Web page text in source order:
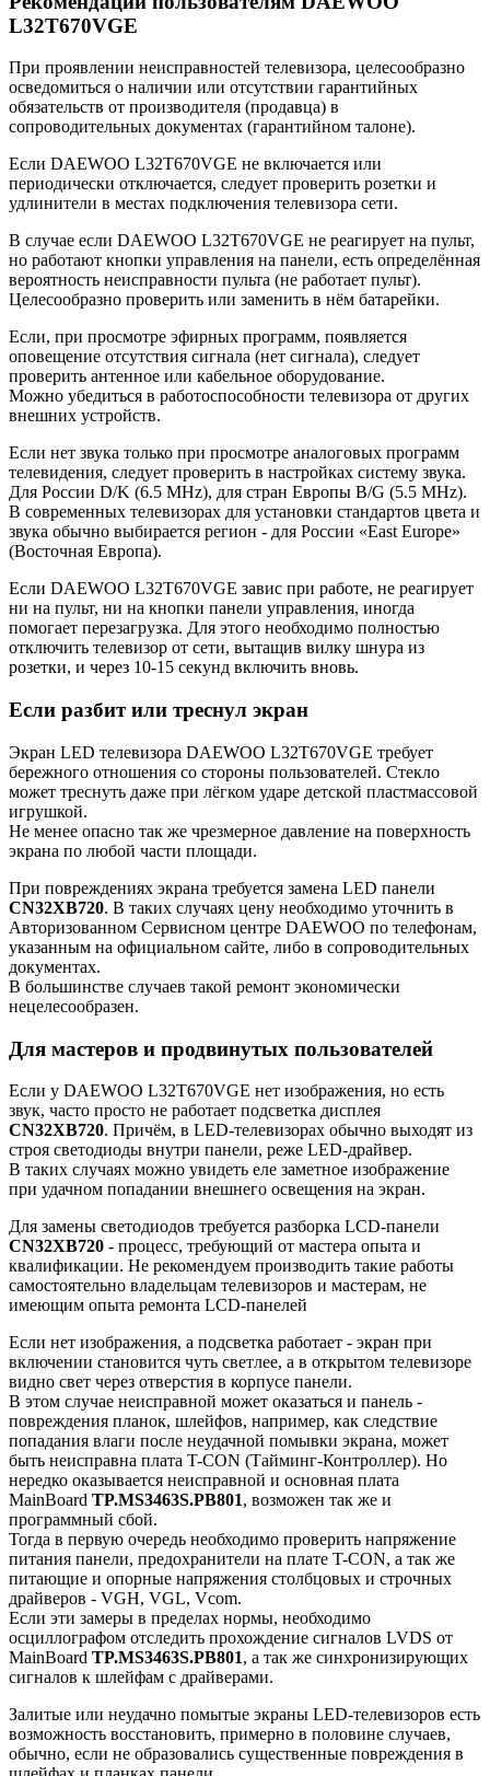
L32T670VGE
При проявлении неисправностей телевизора, целесообразно
осведомиться о наличии или отсутствии гарантийных
обязательств от производителя (продавца) в
сопроводительных документах (гарантийном талоне).
Если DAEWOO L32T670VGE не включается или
периодически отключается, следует проверить розетки и
удлинители в местах подключения телевизора сети.
В случае если DAEWOO L32T670VGE не реагирует на пульт,
но работают кнопки управления на панели, есть определённая
вероятность неисправности пульта (не работает пульт).
Целесообразно проверить или заменить в нём батарейки.
Если, при просмотре эфирных программ, появляется
оповещение отсутствия сигнала (нет сигнала), следует
проверить антенное или кабельное оборудование.
Можно убедиться в работоспособности телевизора от других
внешних устройств.
Если нет звука только при просмотре аналоговых программ
телевидения, следует проверить в настройках систему звука.
Для России D/K (6.5 MHz), для стран Европы B/G (5.5 MHz).
В современных телевизорах для установки стандартов цвета и
звука обычно выбирается регион - для России «East Europe»
(Восточная Европа).
Если DAEWOO L32T670VGE завис при работе, не реагирует
ни на пульт, ни на кнопки панели управления, иногда
помогает перезагрузка. Для этого необходимо полностью
отключить телевизор от сети, вытащив вилку шнура из
розетки, и через 10-15 секунд включить вновь.
Если разбит или треснул экран
Экран LED телевизора DAEWOO L32T670VGE требует
бережного отношения со стороны пользователей. Стекло
может треснуть даже при лёгком ударе детской пластмассовой
игрушкой.
Не менее опасно так же чрезмерное давление на поверхность
экрана по любой части площади.
При повреждениях экрана требуется замена LED панели
CN32XB720. В таких случаях цену необходимо уточнить в
Авторизованном Сервисном центре DAEWOO по телефонам,
указанным на официальном сайте, либо в сопроводительных
документах.
В большинстве случаев такой ремонт экономически
нецелесообразен.
Для мастеров и продвинутых пользователей
Если у DAEWOO L32T670VGE нет изображения, но есть
звук, часто просто не работает подсветка дисплея
CN32XB720. Причём, в LED-телевизорах обычно выходят из
строя светодиоды внутри панели, реже LED-драйвер.
В таких случаях можно увидеть еле заметное изображение
при удачном попадании внешнего освещения на экран.
Для замены светодиодов требуется разборка LCD-панели
CN32XB720 - процесс, требующий от мастера опыта и
квалификации. Не рекомендуем производить такие работы
самостоятельно владельцам телевизоров и мастерам, не
имеющим опыта ремонта LCD-панелей
Если нет изображения, а подсветка работает - экран при
включении становится чуть светлее, а в открытом телевизоре
видно свет через отверстия в корпусе панели.
В этом случае неисправной может оказаться и панель -
повреждения планок, шлейфов, например, как следствие
попадания влаги после неудачной помывки экрана, может
быть неисправна плата T-CON (Тайминг-Контроллер). Но
нередко оказывается неисправной и основная плата
MainBoard TP.MS3463S.PB801, возможен так же и
программный сбой.
Тогда в первую очередь необходимо проверить напряжение
питания панели, предохранители на плате T-CON, а так же
питающие и опорные напряжения столбцовых и строчных
драйверов - VGH, VGL, Vcom.
Если эти замеры в пределах нормы, необходимо
осциллографом отследить прохождение сигналов LVDS от
MainBoard TP.MS3463S.PB801, а так же синхронизирующих
сигналов к шлейфам с драйверами.
Залитые или неудачно помытые экраны LED-телевизоров есть
возможность восстановить, примерно в половине случаев,
обычно, если не образовались существенные повреждения в